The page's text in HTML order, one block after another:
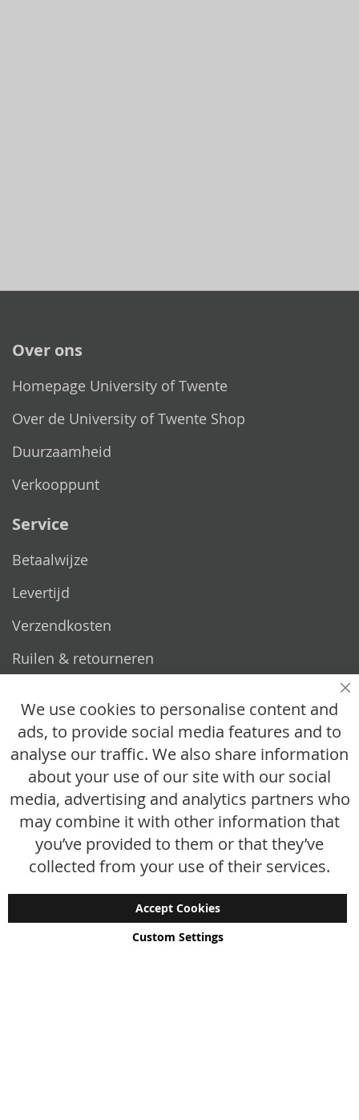
Over ons
Homepage University of Twente
Over de University of Twente Shop
Duurzaamheid
Verkooppunt
Service
Betaalwijze
Levertijd
Verzendkosten
Ruilen & retourneren
Hoe werkt het?
Veelgestelde vragen
Maattabel
Maatwerk
Contact
We use cookies to personalise content and
ads, to provide social media features and to
analyse our traffic. We also share information
about your use of our site with our social
media, advertising and analytics partners who
may combine it with other information that
you’ve provided to them or that they’ve
collected from your use of their services.
Accept Cookies
Custom Settings